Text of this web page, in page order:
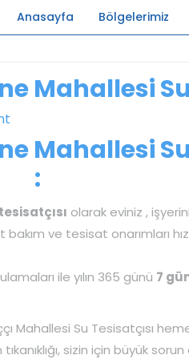
Anasayfa Bölgelerimiz
Mahallesi
Mahallesi
:
olarak eviniz ,
ve tesisat onarımları
ile yılın 365 günü 7
Mahallesi Su Tesisatçısı
sizin için büyük sorun